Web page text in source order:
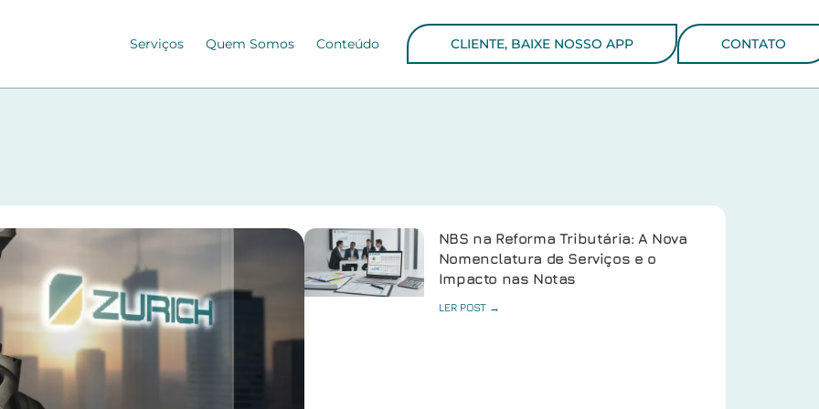
Serviços Quem Somos Conteúdo CLIENTE, BAIXE NOSSO APP CONTATO
NBS na Reforma Tributária: A Nova
Nomenclatura de Serviços e o
Impacto nas Notas
LER POST →